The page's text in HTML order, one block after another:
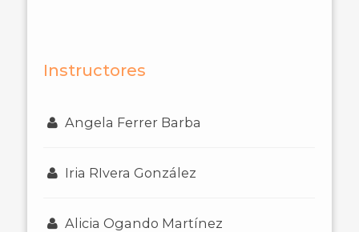
Instructores
Angela Ferrer Barba
Iria RIvera González
Alicia Ogando Martínez